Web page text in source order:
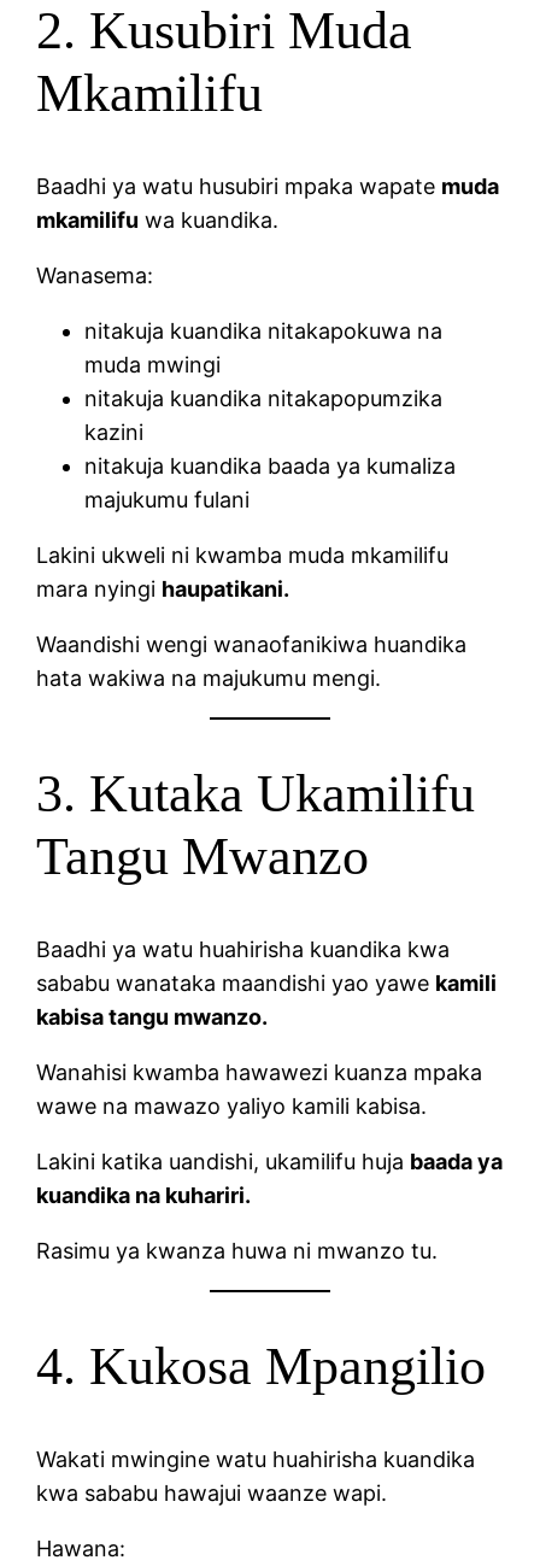
2. Kusubiri Muda
Mkamilifu
Baadhi ya watu husubiri mpaka wapate muda
mkamilifu wa kuandika.
Wanasema:
nitakuja kuandika nitakapokuwa na
muda mwingi
nitakuja kuandika nitakapopumzika
kazini
nitakuja kuandika baada ya kumaliza
majukumu fulani
Lakini ukweli ni kwamba muda mkamilifu
mara nyingi haupatikani.
Waandishi wengi wanaofanikiwa huandika
hata wakiwa na majukumu mengi.
3. Kutaka Ukamilifu
Tangu Mwanzo
Baadhi ya watu huahirisha kuandika kwa
sababu wanataka maandishi yao yawe kamili
kabisa tangu mwanzo.
Wanahisi kwamba hawawezi kuanza mpaka
wawe na mawazo yaliyo kamili kabisa.
Lakini katika uandishi, ukamilifu huja baada ya
kuandika na kuhariri.
Rasimu ya kwanza huwa ni mwanzo tu.
4. Kukosa Mpangilio
Wakati mwingine watu huahirisha kuandika
kwa sababu hawajui waanze wapi.
Hawana: